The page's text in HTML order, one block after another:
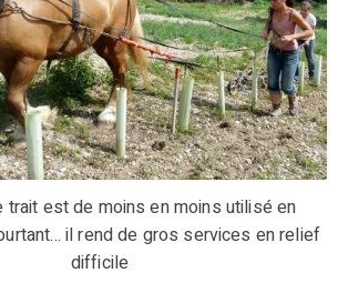
trait est de moins en moins utilisé en
il rend de gros services en relief
difficile